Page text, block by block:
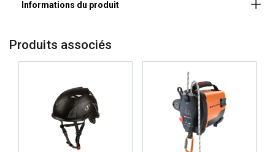
Produits associés